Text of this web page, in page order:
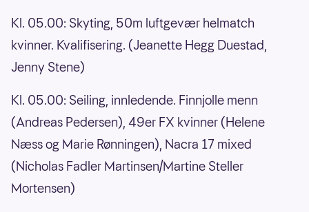
Kl. 05.00: Skyting, 50m luftgevær helmatch
kvinner. Kvalifisering. (Jeanette Hegg Duestad,
Jenny Stene)
Kl. 05.00: Seiling, innledende. Finnjolle menn
(Andreas Pedersen), 49er FX kvinner (Helene
Næss og Marie Rønningen), Nacra 17 mixed
(Nicholas Fadler Martinsen/Martine Steller
Mortensen)